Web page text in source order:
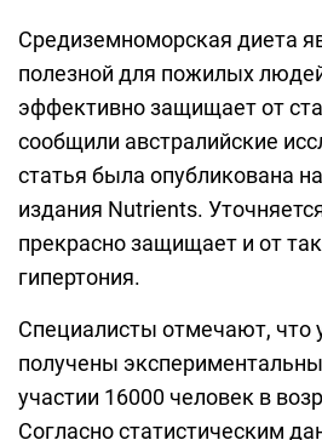
Средиземноморская диета
полезной для пожилых
эффективно защищает от
сообщили австралийские
статья была опубликована
издания Nutrients.
прекрасно защищает и от
гипертония.
Специалисты отмечают,
получены
участии 16000 человек в
Согласно статистическим